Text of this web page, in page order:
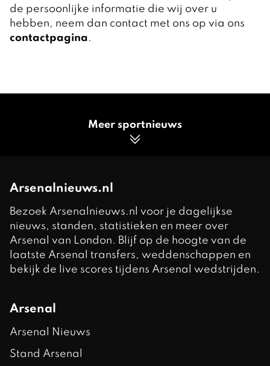
de persoonlijke informatie die wij over u
hebben, neem dan contact met ons op via ons
contactpagina.
Meer sportnieuws
Arsenalnieuws.nl
Bezoek Arsenalnieuws.nl voor je dagelijkse
nieuws, standen, statistieken en meer over
Arsenal van London. Blijf op de hoogte van de
laatste Arsenal transfers, weddenschappen en
bekijk de live scores tijdens Arsenal wedstrijden.
Arsenal
Arsenal Nieuws
Stand Arsenal